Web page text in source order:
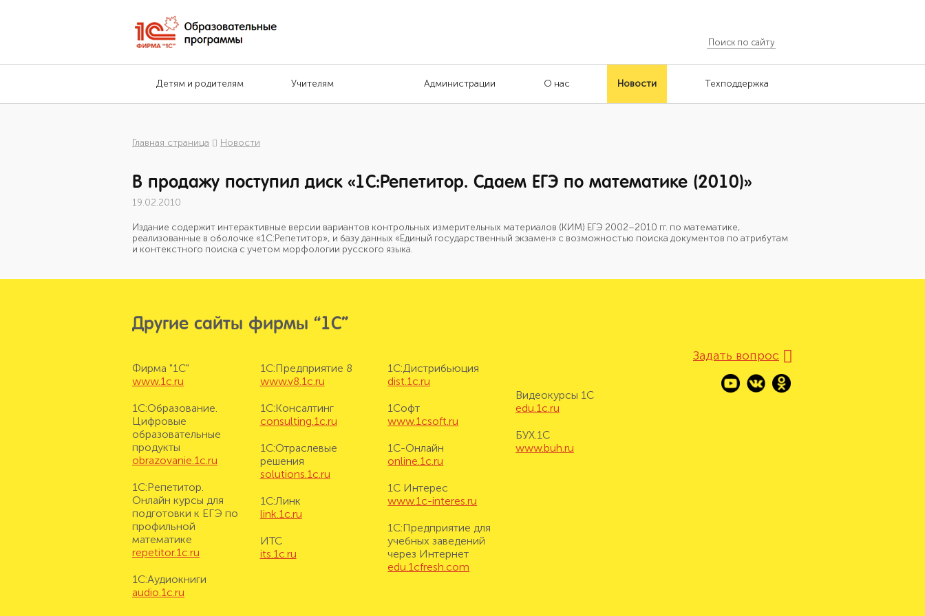
Детям и родителям Учителям Администрации О нас Новости Техподдержка
Главная страница Новости
В продажу поступил диск «1С:Репетитор. Сдаем ЕГЭ по математике (2010)»
19.02.2010
Издание содержит интерактивные версии вариантов контрольных измерительных материалов (КИМ) ЕГЭ 2002–2010 гг. по математике,
реализованные в оболочке «1С:Репетитор», и базу данных «Единый государственный экзамен» с возможностью поиска документов по атрибутам
и контекстного поиска с учетом морфологии русского языка.
Другие сайты фирмы “1С”
Фирма "1С"
www.1c.ru
1С:Образование.
Цифровые
образовательные
продукты
obrazovanie.1c.ru
1С:Репетитор.
Онлайн курсы для
подготовки к ЕГЭ по
профильной
математике
repetitor.1c.ru
1С:Аудиокниги
audio.1c.ru
1С:Предприятие 8
www.v8.1c.ru
1С:Консалтинг
consulting.1c.ru
1С:Отраслевые
решения
solutions.1c.ru
1С:Линк
link.1c.ru
ИТС
its.1c.ru
1С:Дистрибьюция
dist.1c.ru
1Софт
www.1csoft.ru
1С-Онлайн
online.1c.ru
1С Интерес
www.1c-interes.ru
1С:Предприятие для
учебных заведений
через Интернет
edu.1cfresh.com
Видеокурсы 1С
edu.1c.ru
БУХ.1С
www.buh.ru
Задать вопрос